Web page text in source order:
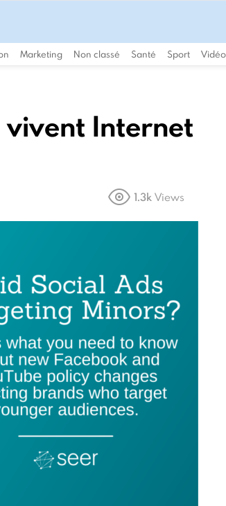
Marketing Non classé Santé Sport Vidéo
vivent Internet
1.3k Views